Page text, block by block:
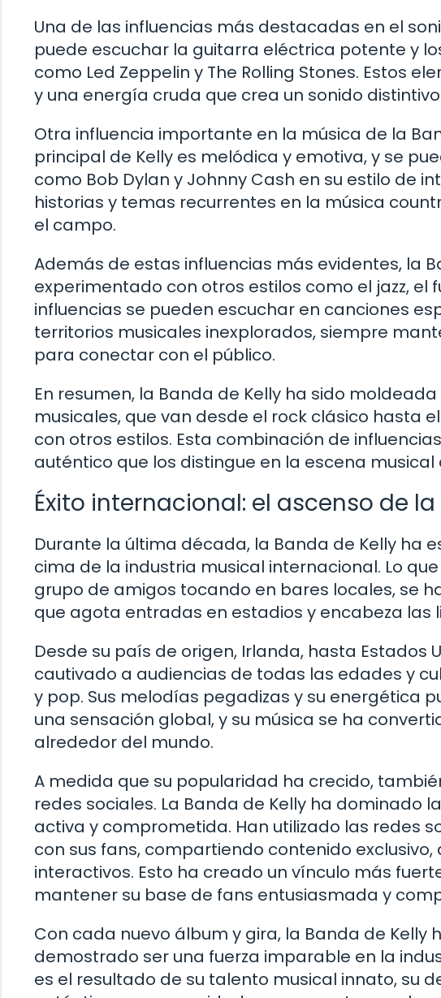
Una de las influencias más destacadas en el
puede escuchar la guitarra eléctrica potente y
como Led Zeppelin y The Rolling Stones. Estos
y una energía cruda que crea un sonido
Otra influencia importante en la música de la
principal de Kelly es melódica y emotiva, y se
como Bob Dylan y Johnny Cash en su estilo de
historias y temas recurrentes en la música
el campo.
Además de estas influencias más evidentes, la
experimentado con otros estilos como el jazz, el
influencias se pueden escuchar en canciones
territorios musicales inexplorados, siempre
para conectar con el público.
En resumen, la Banda de Kelly ha sido
musicales, que van desde el rock clásico hasta
con otros estilos. Esta combinación de
auténtico que los distingue en la escena musical
Éxito internacional: el ascenso de
Durante la última década, la Banda de Kelly ha
cima de la industria musical internacional. Lo
grupo de amigos tocando en bares locales, se
que agota entradas en estadios y encabeza las
Desde su país de origen, Irlanda, hasta Estados
cautivado a audiencias de todas las edades y
y pop. Sus melodías pegadizas y su energética
una sensación global, y su música se ha
alrededor del mundo.
A medida que su popularidad ha crecido,
redes sociales. La Banda de Kelly ha dominado
activa y comprometida. Han utilizado las redes
con sus fans, compartiendo contenido
interactivos. Esto ha creado un vínculo más
mantener su base de fans entusiasmada y
Con cada nuevo álbum y gira, la Banda de Kelly
demostrado ser una fuerza imparable en la
es el resultado de su talento musical innato, su